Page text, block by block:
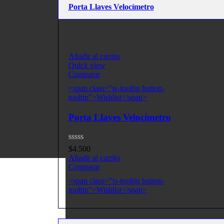
Porta Llaves Velocímetro
Añadir al carrito
Quick view
Comparar
<span class="ts-tooltip button-
tooltip">Wishlist</span>
Porta Llaves Velocímetro
$4.500
Añadir al carrito
Comparar
<span class="ts-tooltip button-
tooltip">Wishlist</span>